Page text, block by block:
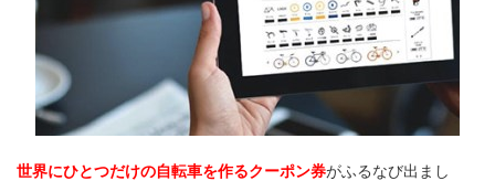
世界にひとつだけの自転車を作るクーポン券がふるなび出まし